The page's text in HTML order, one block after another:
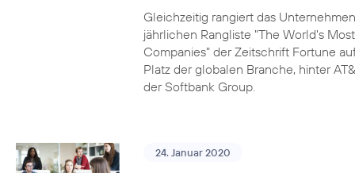
Gleichzeitig rangiert das
jährlichen Rangliste "The World's
Companies" der Zeitschrift Fortune
Platz der globalen Branche, hinter
der Softbank Group.
24. Januar 2020